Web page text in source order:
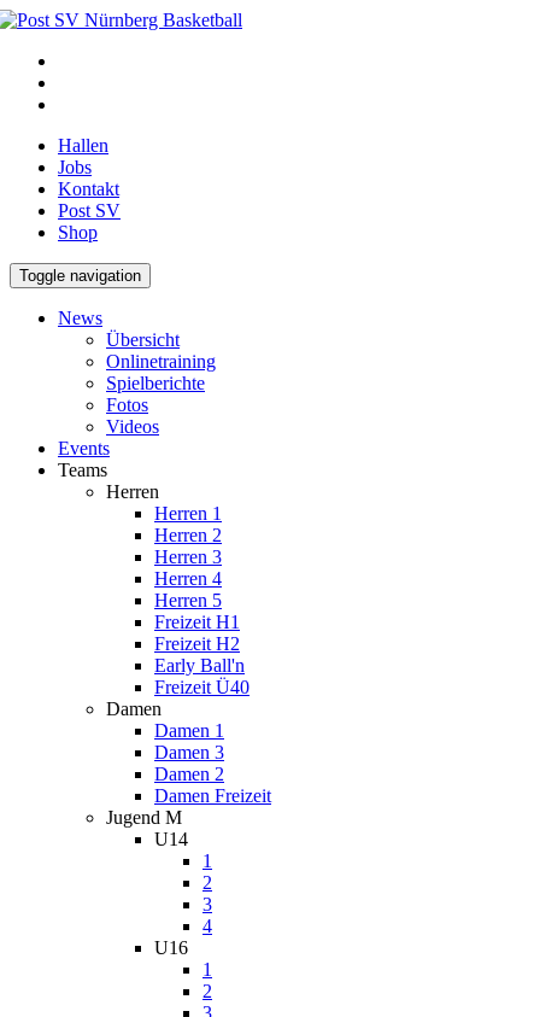
Hallen
Jobs
Kontakt
Post SV
Shop
Toggle navigation
News
Übersicht
Onlinetraining
Spielberichte
Fotos
Videos
Events
Teams
Herren
Herren 1
Herren 2
Herren 3
Herren 4
Herren 5
Freizeit H1
Freizeit H2
Early Ball'n
Freizeit Ü40
Damen
Damen 1
Damen 3
Damen 2
Damen Freizeit
Jugend M
U14
1
2
3
4
U16
1
2
3